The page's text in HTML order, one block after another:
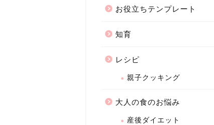
お役立ちテンプレート
知育
レシピ
親子クッキング
大人の食のお悩み
産後ダイエット